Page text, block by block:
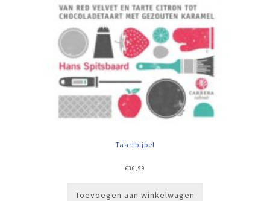
Taartbijbel
€36,99
Toevoegen aan winkelwagen